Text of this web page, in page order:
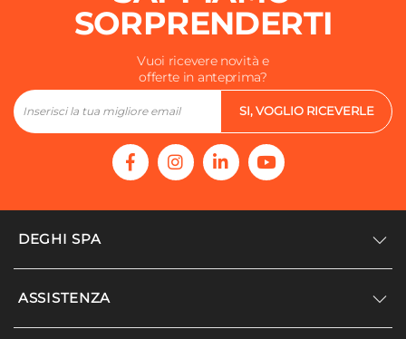
SORPRENDERTI
Vuoi ricevere novità e
offerte in anteprima?
SI, VOGLIO RICEVERLE
DEGHI SPA
Accedi/Registrati
ASSISTENZA